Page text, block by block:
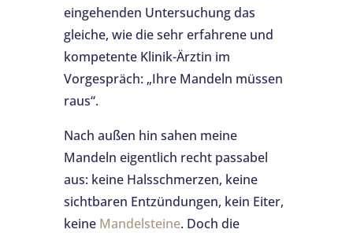
eingehenden Untersuchung das
gleiche, wie die sehr erfahrene und
kompetente Klinik-Ärztin im
Vorgespräch: „Ihre Mandeln müssen
raus“.
Nach außen hin sahen meine
Mandeln eigentlich recht passabel
aus: keine Halsschmerzen, keine
sichtbaren Entzündungen, kein Eiter,
keine Mandelsteine. Doch die